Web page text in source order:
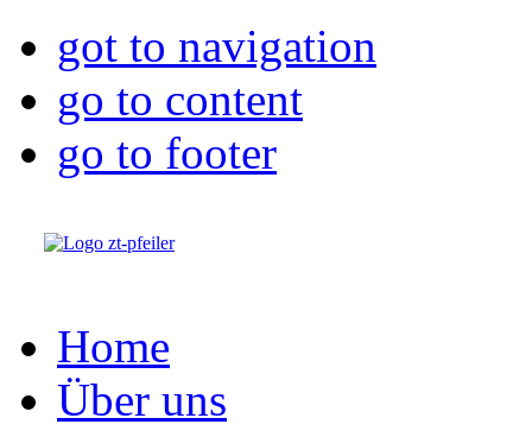
got to navigation
go to content
go to footer
Home
Über uns